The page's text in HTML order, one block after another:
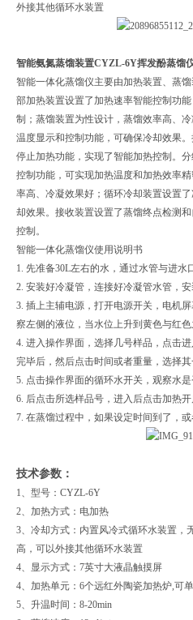
外接其他循环水装置
智能氨氮蒸馏装置CYZL-6Y挥发酚蒸馏
智能一体化蒸馏仪主要由加热装置、蒸
部加热装置设置了加热速率智能控制功
制；蒸馏装置为性设计，蒸馏效率高、
温度显示和控制功能，可确保冷却效果
停止加热功能，实现了智能加热控制。
控制功能，可实现加热温度和加热效率
率高、冷凝效果好；循环冷却装置设置
却效果。接收装置设置了蒸馏终点检测
控制。
智能一体化蒸馏仪使用说明书
1. 先准备30L左右的水，通过水管与进水
2. 安装好冷凝管，连接好冷凝管水管，
3. 插上主辅电源，打开电源开关，电机
察左侧的液位，当水位上升到黄色与红
4. 进入操作界面，选择几号样品，点击
完毕后，然后点击时间或者重量，选择
5. 点击操作界面的循环水开关，观察水
6. 后点击所选样品号，进入后点击加热
7. 在蒸馏过程中，如果设定时间到了，
技术参数：
1 、型号： CYZL-6Y
2 、加热方式：电加热
3 、冷却方式：内置风冷式循环水装置
高，可以外接其他循环水装置
4 、显示方式： 7英寸大液晶触摸屏
4 、加热单元： 6个远红外陶瓷加热炉 可
5 、升温时间： 8-20min